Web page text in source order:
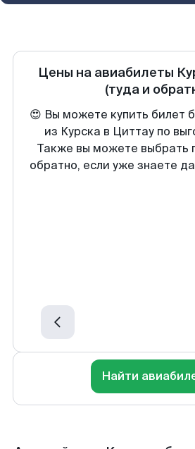
Цены на авиабилеты
(туда и
😍 Вы можете купить билет
из Курска в Циттау по
Также вы можете выбрать
обратно, если уже знаете
Найти